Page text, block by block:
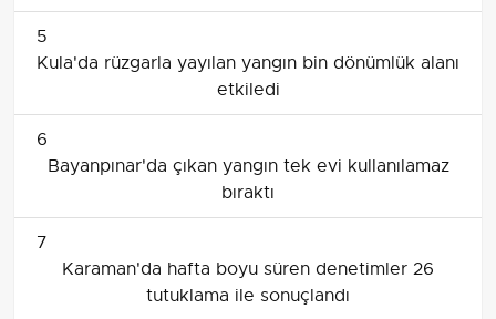
5
Kula'da rüzgarla yayılan yangın bin dönümlük alanı
etkiledi
6
Bayanpınar'da çıkan yangın tek evi kullanılamaz
bıraktı
7
Karaman'da hafta boyu süren denetimler 26
tutuklama ile sonuçlandı